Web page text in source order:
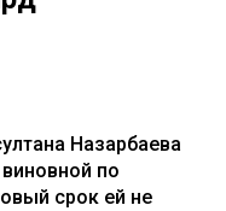
Назарбаева
по
срок ей не